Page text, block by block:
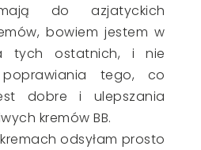
do azjatyckich
bowiem jestem w
tych ostatnich, i nie
tego, co
dobre i ulepszania
kremów BB.
odsyłam prosto